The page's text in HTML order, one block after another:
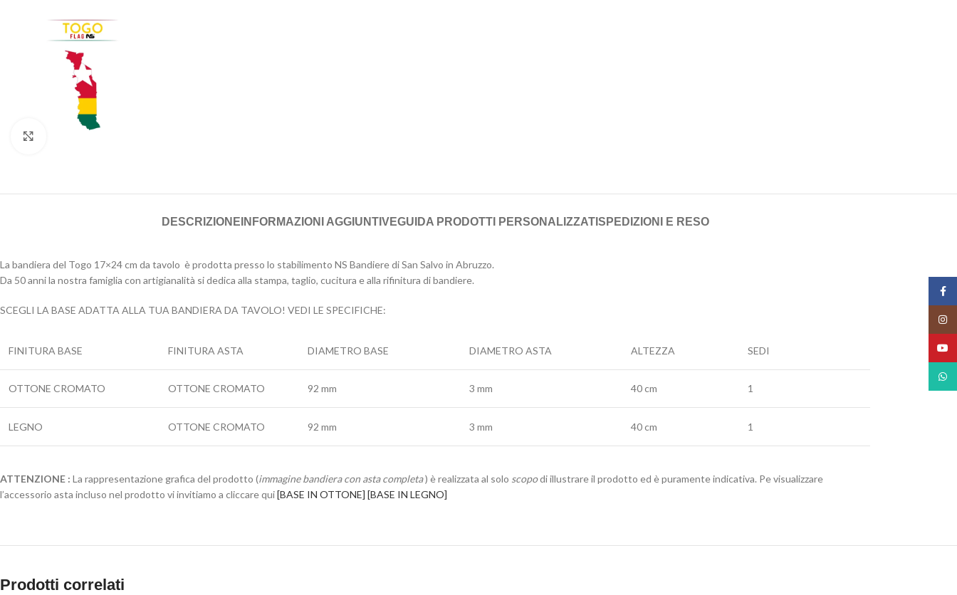
DESCRIZIONE INFORMAZIONI AGGIUNTIVEGUIDA PRODOTTI PERSONALIZZATI SPEDIZIONI E RESO
La bandiera del Togo 17×24 cm da tavolo è prodotta presso lo stabilimento NS Bandiere di San Salvo in Abruzzo.
Da 50 anni la nostra famiglia con artigianalità si dedica alla stampa, taglio, cucitura e alla rifinitura di bandiere.
SCEGLI LA BASE ADATTA ALLA TUA BANDIERA DA TAVOLO! VEDI LE SPECIFICHE:
FINITURA BASE FINITURA ASTA DIAMETRO BASE DIAMETRO ASTA ALTEZZA SEDI
OTTONE CROMATO OTTONE CROMATO 92 mm 3 mm 40 cm 1
LEGNO OTTONE CROMATO 92 mm 3 mm 40 cm 1
ATTENZIONE : La rappresentazione grafica del prodotto (immagine bandiera con asta completa) è realizzata al solo scopodi illustrare il prodotto ed è puramente indicativa. Pe visualizzare
l’accessorio asta incluso nel prodotto vi invitiamo a cliccare qui[BASE IN OTTONE] [BASE IN LEGNO]
Prodotti correlati